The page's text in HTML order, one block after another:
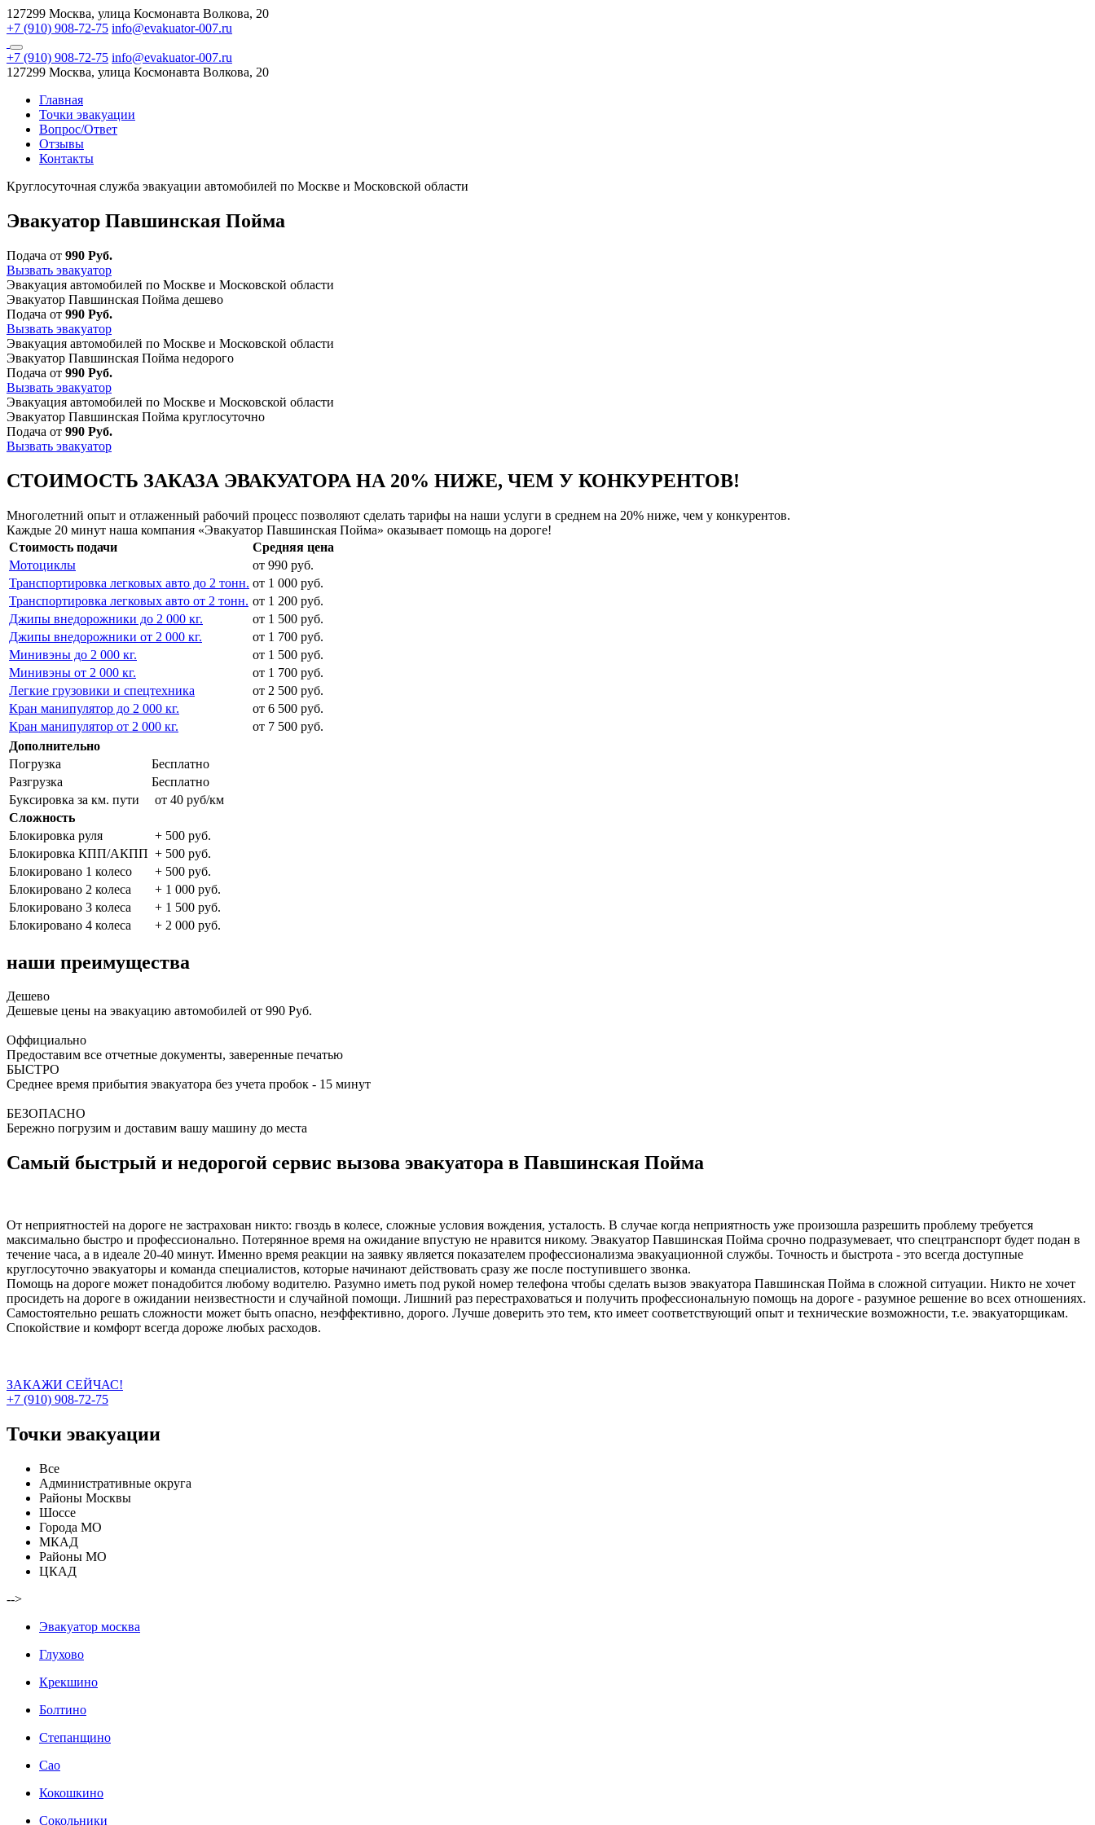
127299 Москва, улица Космонавта Волкова, 20
+7 (910) 908-72-75 info@evakuator-007.ru
+7 (910) 908-72-75 info@evakuator-007.ru
127299 Москва, улица Космонавта Волкова, 20
Главная
Точки эвакуации
Вопрос/Ответ
Отзывы
Контакты
Круглосуточная служба эвакуации автомобилей по Москве и Московской области
Эвакуатор Павшинская Пойма
Подача от 990 Руб.
Вызвать эвакуатор
Эвакуация автомобилей по Москве и Московской области
Эвакуатор Павшинская Пойма дешево
Подача от 990 Руб.
Вызвать эвакуатор
Эвакуация автомобилей по Москве и Московской области
Эвакуатор Павшинская Пойма недорого
Подача от 990 Руб.
Вызвать эвакуатор
Эвакуация автомобилей по Москве и Московской области
Эвакуатор Павшинская Пойма круглосуточно
Подача от 990 Руб.
Вызвать эвакуатор
СТОИМОСТЬ ЗАКАЗА ЭВАКУАТОРА НА 20% НИЖЕ, ЧЕМ У КОНКУРЕНТОВ!
Многолетний опыт и отлаженный рабочий процесс позволяют сделать тарифы на наши услуги в среднем на 20% ниже, чем у конкурентов.
Каждые 20 минут наша компания «Эвакуатор Павшинская Пойма» оказывает помощь на дороге!
Стоимость подачи
Средняя цена
Мотоциклы
от 990 руб.
Транспортировка легковых авто до 2 тонн. от 1 000 руб.
Транспортировка легковых авто от 2 тонн. от 1 200 руб.
Джипы внедорожники до 2 000 кг.
от 1 500 руб.
Джипы внедорожники от 2 000 кг.
от 1 700 руб.
Минивэны до 2 000 кг.
от 1 500 руб.
Минивэны от 2 000 кг.
от 1 700 руб.
Легкие грузовики и спецтехника
от 2 500 руб.
Кран манипулятор до 2 000 кг.
от 6 500 руб.
Кран манипулятор от 2 000 кг.
от 7 500 руб.
Дополнительно
Погрузка
Бесплатно
Разгрузка
Бесплатно
Буксировка за км. пути
от 40 руб/км
Сложность
Блокировка руля
+ 500 руб.
Блокировка КПП/АКПП + 500 руб.
Блокировано 1 колесо
+ 500 руб.
Блокировано 2 колеса
+ 1 000 руб.
Блокировано 3 колеса
+ 1 500 руб.
Блокировано 4 колеса
+ 2 000 руб.
наши преимущества
Дешево
Дешевые цены на эвакуацию автомобилей от 990 Руб.
Оффициально
Предоставим все отчетные документы, заверенные печатью
БЫСТРО
Среднее время прибытия эвакуатора без учета пробок - 15 минут
БЕЗОПАСНО
Бережно погрузим и доставим вашу машину до места
Самый быстрый и недорогой сервис вызова эвакуатора в Павшинская Пойма
От неприятностей на дороге не застрахован никто: гвоздь в колесе, сложные условия вождения, усталость. В случае когда неприятность уже произошла разрешить проблему требуется
максимально быстро и профессионально. Потерянное время на ожидание впустую не нравится никому. Эвакуатор Павшинская Пойма срочно подразумевает, что спецтранспорт будет подан в
течение часа, а в идеале 20-40 минут. Именно время реакции на заявку является показателем профессионализма эвакуационной службы. Точность и быстрота - это всегда доступные
круглосуточно эвакуаторы и команда специалистов, которые начинают действовать сразу же после поступившего звонка.
Помощь на дороге может понадобится любому водителю. Разумно иметь под рукой номер телефона чтобы сделать вызов эвакуатора Павшинская Пойма в сложной ситуации. Никто не хочет
просидеть на дороге в ожидании неизвестности и случайной помощи. Лишний раз перестраховаться и получить профессиональную помощь на дороге - разумное решение во всех отношениях.
Самостоятельно решать сложности может быть опасно, неэффективно, дорого. Лучше доверить это тем, кто имеет соответствующий опыт и технические возможности, т.е. эвакуаторщикам.
Спокойствие и комфорт всегда дороже любых расходов.
ЗАКАЖИ СЕЙЧАС!
+7 (910) 908-72-75
Точки эвакуации
Все
Административные округа
Районы Москвы
Шоссе
Города МО
МКАД
Районы МО
ЦКАД
-->
Эвакуатор москва
Глухово
Крекшино
Болтино
Степанщино
Сао
Кокошкино
Сокольники